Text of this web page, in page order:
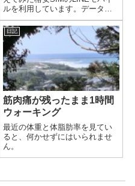
ルを利用しています。データ量
3GBのプランで十分満足してい
たのですが、毎月データ量を使
い切ることは一度もありません
でした。Facebook、Twitter、
Insta...
日記
筋肉痛が残ったまま1時間
ウォーキング
最近の体重と体脂肪率を見てい
ると、何かせずにはいられませ
ん。